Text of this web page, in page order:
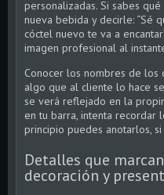
personalizadas. Si sabes
nueva bebida y decirle: “Sé
cóctel nuevo te va a
imagen profesional al
Conocer los nombres de los
algo que al cliente lo hace
se verá reflejado en la
en tu barra, intenta recordar
principio puedes anotarlos,
Detalles que
decoración y